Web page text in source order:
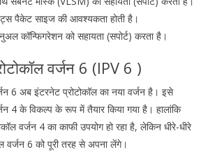
पैकेट साइज की आवश्यकता होती है।
कॉन्फिगरेशन को सहायता (सपोर्ट) करता है।
वर्जन 6 (IPV 6 )
6 अब इंटरनेट प्रोटोकॉल का नया वर्जन है। इसे
4 के विकल्प के रूप में तैयार किया गया है। हालांकि
वर्जन 4 का काफी उपयोग हो रहा है, लेकिन धीरे-धीरे
वर्जन 6 को पूरी तरह से अपना लेंगे।